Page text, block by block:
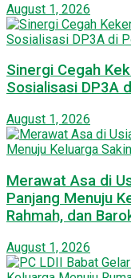
August 1, 2026
Sinergi Cegah
Sosialisasi DP3A
August 1, 2026
Merawat Asa di
Panjang Menuju
Rahmah, dan
August 1, 2026